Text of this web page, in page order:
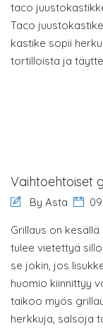
taco
Taco
kastike sopii
tortilloista ja
Vaihtoehtoiset
By Asta
Grillaus on
tulee vietettyä
se jokin, jos
huomio kiinnittyy
taikoo myös
herkkuja, salsoja